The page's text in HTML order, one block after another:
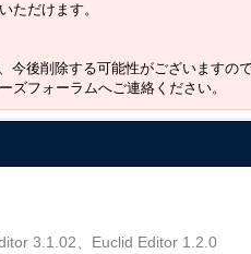
ただけます。
後削除する可能性がございますの
ズフォーラムへご連絡ください。
3.1.02、Euclid Editor 1.2.0